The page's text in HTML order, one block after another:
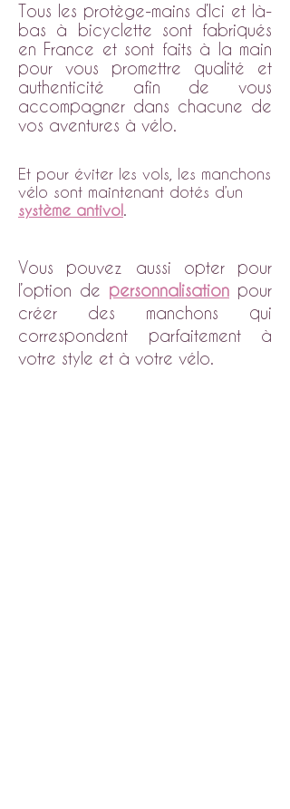
Tous les protège-mains d’Ici et là-
bas à bicyclette sont fabriqués
en France et sont faits à la main
pour vous promettre qualité et
authenticité afin de vous
accompagner dans chacune de
vos aventures à vélo.
Et pour éviter les vols, les manchons
vélo sont maintenant dotés d’un
système antivol.
Vous pouvez aussi opter pour
l’option de personnalisation pour
créer des manchons qui
correspondent parfaitement à
votre style et à votre vélo.